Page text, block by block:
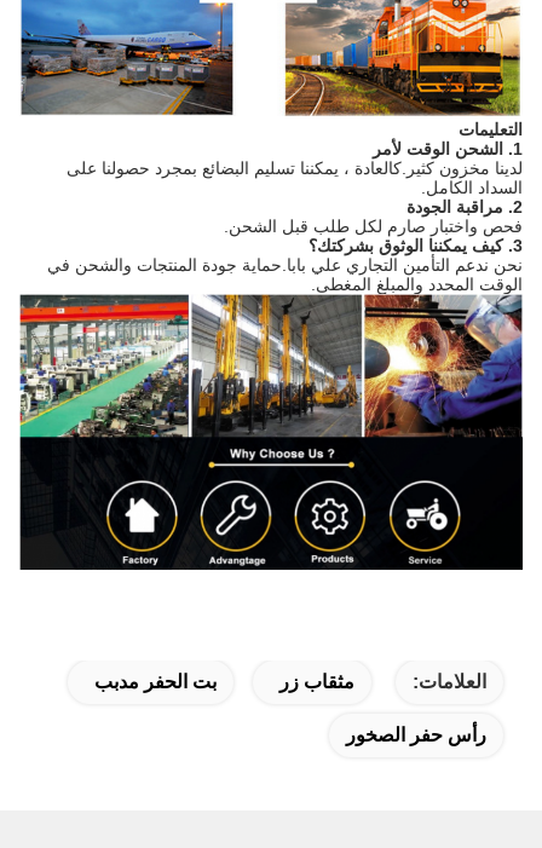
التعليمات
1. الشحن الوقت لأمر
لدينا مخزون كثير.كالعادة ، يمكننا تسليم البضائع بمجرد حصولنا على
السداد الكامل.
2. مراقبة الجودة
فحص واختبار صارم لكل طلب قبل الشحن.
3. كيف يمكننا الوثوق بشركتك؟
نحن ندعم التأمين التجاري علي بابا.حماية جودة المنتجات والشحن في
الوقت المحدد والمبلغ المغطى.
العلامات: مثقاب زر بت الحفر مدبب
رأس حفر الصخور